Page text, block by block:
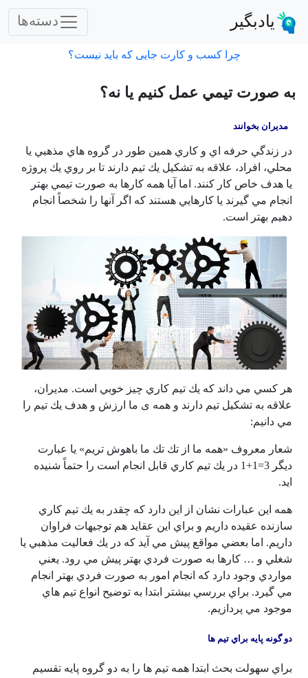
یادبگیر دسته‌ها
چرا کسب و کارت جایی که باید نیست؟
به صورت تيمي عمل كنيم يا نه؟
مديران بخوانند
در زندگي حرفه اي و كاري همين طور در گروه هاي مذهبي يا
محلي، افراد، علاقه به تشكيل يك تيم دارند تا بر روي يك پروژه
يا هدف خاص كار كنند. اما آيا همه كارها به صورت تيمي بهتر
انجام مي گيرند يا كارهايي هستند كه اگر آنها را شخصاً انجام
دهيم بهتر است.
هر كسي مي داند كه يك تيم كاري چيز خوبي است. مديران،
علاقه به تشكيل تيم دارند و همه ی ما ارزش و هدف يك تيم را
مي دانيم:
شعار معروف «همه ما از تك تك ما باهوش تريم» يا عبارت
ديگر 3=1+1 در يك تيم كاري قابل انجام است را حتماً شنيده
ايد.
همه اين عبارات نشان از اين دارد كه چقدر به يك تيم كاري
سازنده عقيده داريم و براي اين عقايد هم توجيهات فراوان
داريم. اما بعضي مواقع پيش مي آيد كه در يك فعاليت مذهبي يا
شغلي و … كارها به صورت فردي بهتر پيش مي رود. يعني
مواردي وجود دارد كه انجام امور به صورت فردي بهتر انجام
مي گيرد. براي بررسي بيشتر ابتدا به توضيح انواع تيم هاي
موجود مي پردازيم.
دو گونه پايه براي تيم ها
براي سهولت بحث ابتدا همه تيم ها را به دو گروه پايه تقسيم